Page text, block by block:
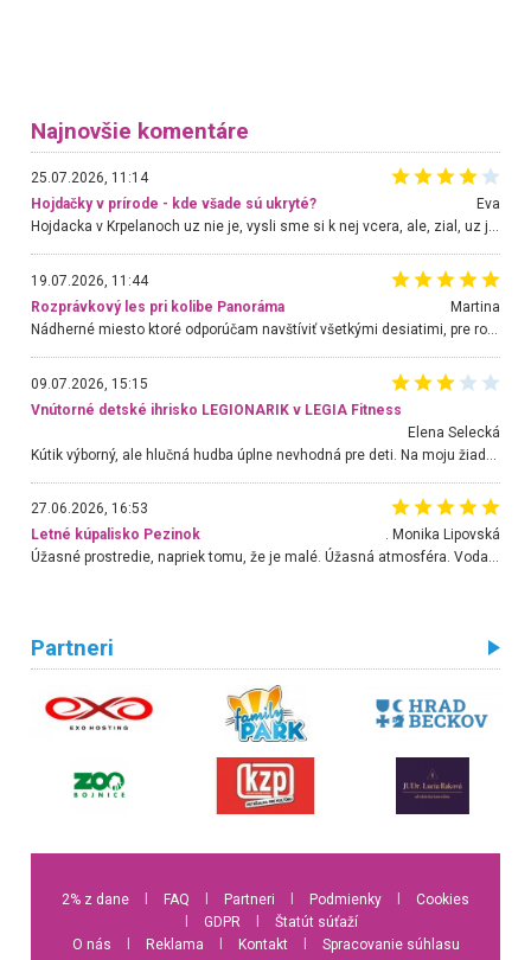
Najnovšie komentáre
25.07.2026, 11:14
Hojdačky v prírode - kde všade sú ukryté?
Eva
Hojdacka v Krpelanoch uz nie je, vysli sme si k nej vcera, ale, zial, uz je znicena. Ak sem planujete cestu len kvoli hojdacke, mozete si ju usetrit. Krasny vyhlad je tu vsak aj bez hojdacky :-)
19.07.2026, 11:44
Rozprávkový les pri kolibe Panoráma
Martina
Nádherné miesto ktoré odporúčam navštíviť všetkými desiatimi, pre rodiny s deťmi, dôchodcom... Proste a jednoducho ozaj rozprávkový les.. určite ešte prídeme. Odniesli sme si na pamiatku krásne tričká,
09.07.2026, 15:15
Vnútorné detské ihrisko LEGIONARIK v LEGIA Fitness
Elena Selecká
27.06.2026, 16:53
Letné kúpalisko Pezinok
. Monika Lipovská
Úžasné prostredie, napriek tomu, že je malé. Úžasná atmosféra. Voda fantastická a nádherná. Ľudí je pomerne veľa, ale su mili a ohľaduplní. Je veľmi zaujímavé sledovať, ako dokážu spolu športovať cudzí ľudia a bez ohľadu na vek. Vládne tu pohoda. Vnuka neviem dostať z vody. Ďakujem za krásny deň . Urcite sa sem vrátim. Jediný problém je s parkovaním, ale aj ten sa mi podarilo vyriešiť. Monika Bratislava
Partneri
2% z dane FAQ Partneri Podmienky
Cookies
GDPR
Štatút súťaží
O nás
Reklama Kontakt Spracovanie súhlasu